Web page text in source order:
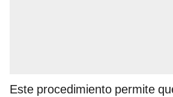
Este procedimiento permite